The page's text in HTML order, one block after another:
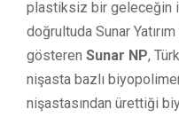
plastiksiz bir geleceğin
doğrultuda Sunar
gösteren Sunar NP,
nişasta bazlı
nişastasından ürettiği